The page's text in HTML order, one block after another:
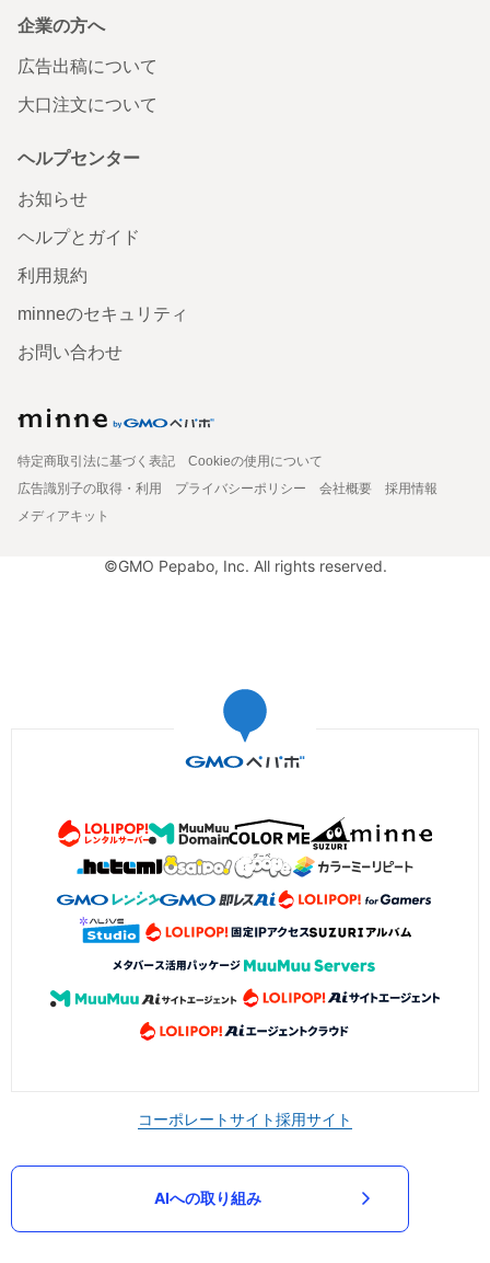
企業の方へ
広告出稿について
大口注文について
ヘルプセンター
お知らせ
ヘルプとガイド
利用規約
minneのセキュリティ
お問い合わせ
特定商取引法に基づく表記
Cookieの使用について
広告識別子の取得・利用
プライバシーポリシー 会社概要
採用情報
メディアキット
©GMO Pepabo, Inc. All rights reserved.
コーポレートサイト採用サイト
AIへの取り組み